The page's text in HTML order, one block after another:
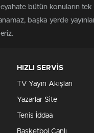
bütün konuların
başka yerde
HIZLI SERVİS
TV Yayın Akışları
Yazarlar Site
Tenis İddaa
Basketbol Canlı